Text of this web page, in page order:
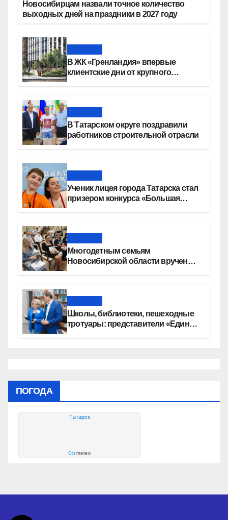
Новосибирцам назвали точное количество
выходных дней на праздники в 2027 году
В ЖК «Гренландия» впервые
клиентские дни от крупного
В Татарском округе поздравили
работников строительной отрасли
Ученик лицея города Татарска стал
призером конкурса «Большая
Многодетным семьям
Новосибирской области вручены
Школы, библиотеки, пешеходные
тротуары: представители «Единой
ПОГОДА
Татарск
Gismeteo